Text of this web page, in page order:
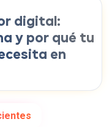
digital:
y por qué tu
en